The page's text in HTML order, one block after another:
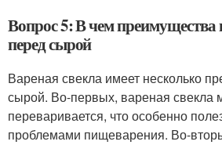
Вопрос 5: В чем преимущества
перед сырой
Вареная свекла имеет несколько
сырой. Во-первых, вареная свекла
переваривается, что особенно
проблемами пищеварения. Во-